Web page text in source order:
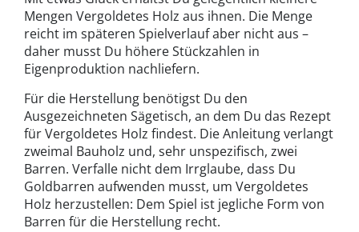
Mengen Vergoldetes Holz aus ihnen. Die Menge
reicht im späteren Spielverlauf aber nicht aus –
daher musst Du höhere Stückzahlen in
Eigenproduktion nachliefern.
Für die Herstellung benötigst Du den
Ausgezeichneten Sägetisch, an dem Du das Rezept
für Vergoldetes Holz findest. Die Anleitung verlangt
zweimal Bauholz und, sehr unspezifisch, zwei
Barren. Verfalle nicht dem Irrglaube, dass Du
Goldbarren aufwenden musst, um Vergoldetes
Holz herzustellen: Dem Spiel ist jegliche Form von
Barren für die Herstellung recht.